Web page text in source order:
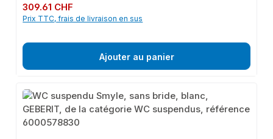
Prix régulier :
309.61 CHF
Prix TTC, frais de livraison en sus
Ajouter au panier